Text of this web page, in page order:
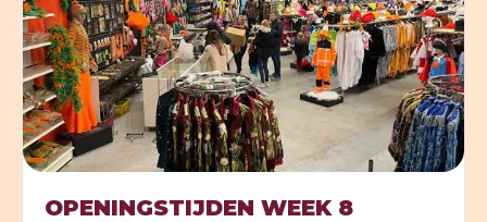
OPENINGSTIJDEN WEEK 8